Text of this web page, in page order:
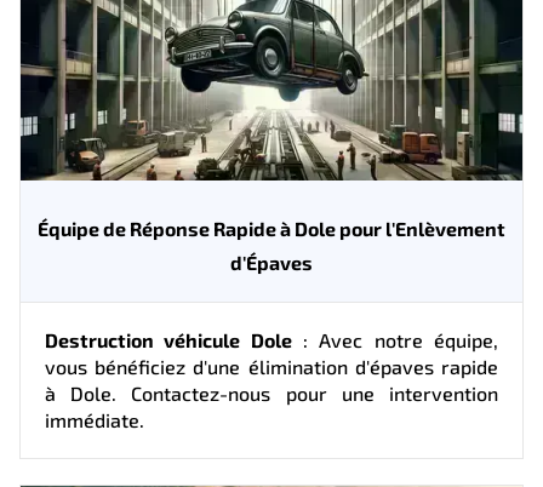
Équipe de Réponse Rapide à Dole pour l'Enlèvement
d'Épaves
Destruction véhicule Dole: Avec notre équipe,
vous bénéficiez d'une élimination d'épaves rapide
à Dole. Contactez-nous pour une intervention
immédiate.